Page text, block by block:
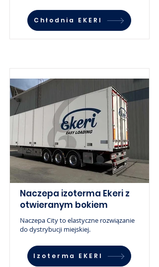
Chłodnia EKERI
Naczepa izoterma Ekeri z
otwieranym bokiem
Naczepa City to elastyczne rozwiązanie
do dystrybucji miejskiej.
Izoterma EKERI